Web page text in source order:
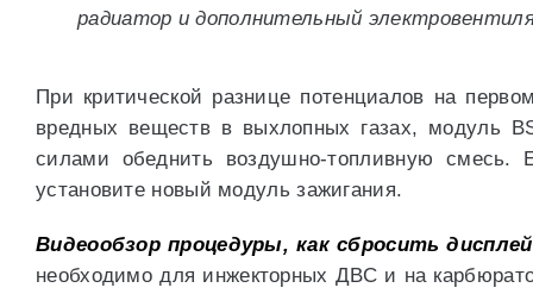
радиатор и дополнительный
При критической разнице потенциалов на
вредных веществ в выхлопных газах, модуль
силами обеднить воздушно-топливную смесь.
установите новый модуль зажигания.
Видеообзор процедуры, как сбросить
необходимо для инжекторных ДВС и на